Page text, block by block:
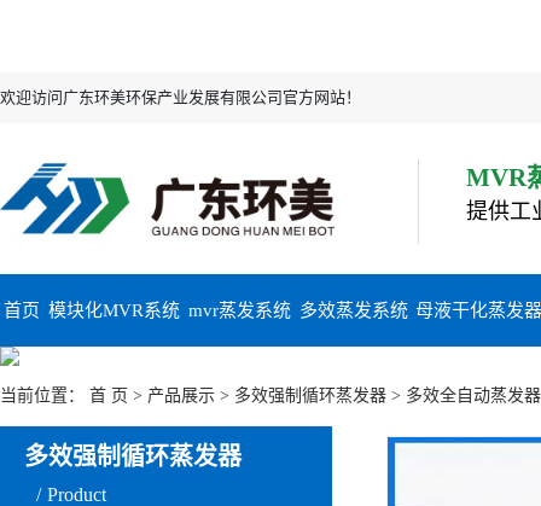
欢迎访问广东环美环保产业发展有限公司官方网站！
MVR
提供工
首页 模块化MVR系统 mvr蒸发系统 多效蒸发系统 母液干化蒸发
当前位置： 首 页 > 产品展示 > 多效强制循环蒸发器 > 多效全自动蒸发器
多效强制循环蒸发器
Product